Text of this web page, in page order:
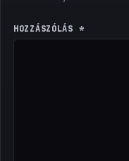
HOZZÁSZÓLÁS *